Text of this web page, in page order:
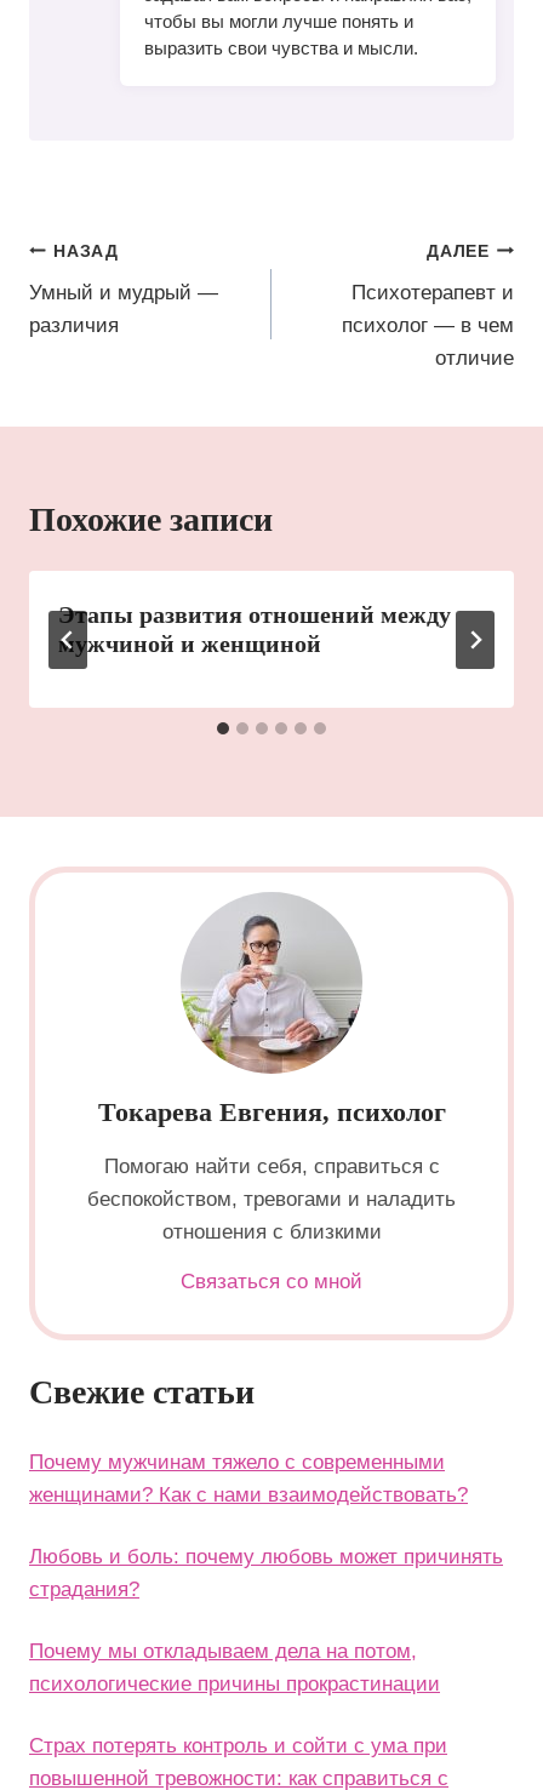
чтобы вы могли лучше понять и
выразить свои чувства и мысли.
Навигация
по
записям
НАЗАД
Умный и мудрый —
различия
ДАЛЕЕ
Психотерапевт и
психолог — в чем
отличие
Похожие записи
Этапы развития отношений между
мужчиной и женщиной
Токарева Евгения, психолог
Помогаю найти себя, справиться с
беспокойством, тревогами и наладить
отношения с близкими
Связаться со мной
Свежие статьи
Почему мужчинам тяжело с современными
женщинами? Как с нами взаимодействовать?
Любовь и боль: почему любовь может причинять
страдания?
Почему мы откладываем дела на потом,
психологические причины прокрастинации
Страх потерять контроль и сойти с ума при
повышенной тревожности: как справиться с